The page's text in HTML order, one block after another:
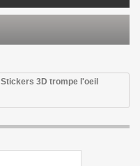
Stickers 3D trompe l'oeil